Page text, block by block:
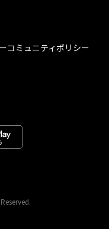
コミュニティポリシー